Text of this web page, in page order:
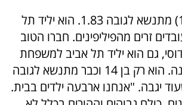
מתיו אברזלדו (15) מתנשא לגובה 1.83. הוא יליד תל
זרים מהפיליפינים. חברו הטוב
גם הוא יליד תל אביב למשפחת
עובדים זרים מגאנה. הוא רק בן 14 וכבר מתנשא לגובה
שעוד יגבה. "אנחנו ארבעה ילדים בבית.